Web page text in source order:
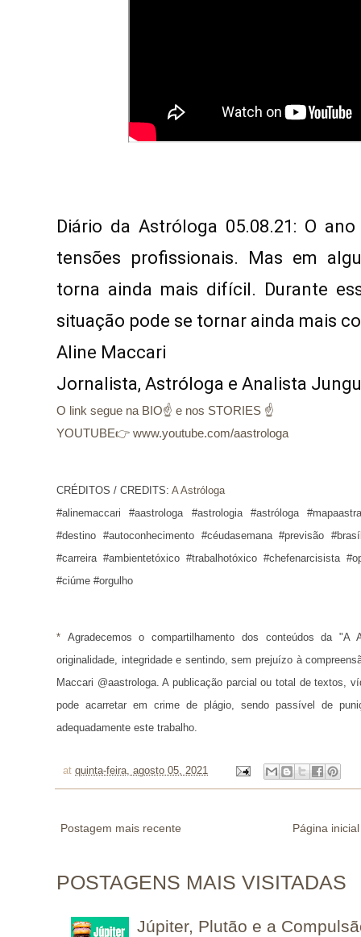
Diário da Astróloga 05.08.21: O
tensões profissionais. Mas em
torna ainda mais difícil. Durante
situação pode se tornar ainda mais
Aline Maccari
Jornalista, Astróloga e Analista
O link segue na BIO☝ e nos STORIES ☝
YOUTUBE👉 www.youtube.com/aastrologa
CRÉDITOS / CREDITS: A Astróloga
#alinemaccari #aastrologa #astrologia #astróloga
#destino #autoconhecimento #céudasemana #previsão
#carreira #ambientetóxico #trabalhotóxico #chefenarcisista
#ciúme #orgulho
* Agradecemos o compartilhamento dos conteúdos da
originalidade, integridade e sentindo, sem prejuízo à
Maccari @aastrologa. A publicação parcial ou total de textos,
pode acarretar em crime de plágio, sendo passível de
adequadamente este trabalho.
at quinta-feira, agosto 05, 2021
Postagem mais recente Página inicial
POSTAGENS MAIS VISITADAS
Júpiter, Plutão e a